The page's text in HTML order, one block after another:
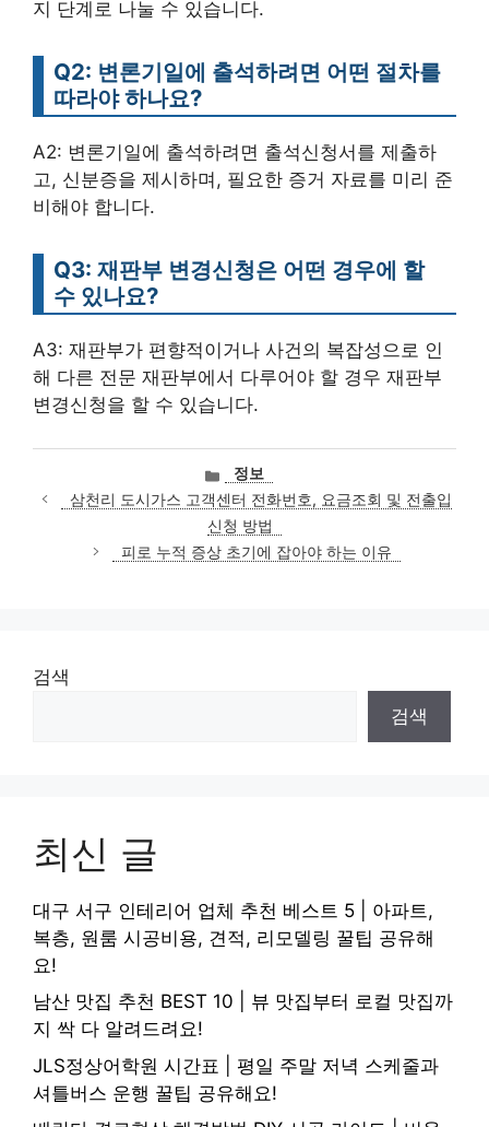
지 단계로 나눌 수 있습니다.
Q2: 변론기일에 출석하려면 어떤 절차를
따라야 하나요?
A2: 변론기일에 출석하려면 출석신청서를 제출하
고, 신분증을 제시하며, 필요한 증거 자료를 미리 준
비해야 합니다.
Q3: 재판부 변경신청은 어떤 경우에 할
수 있나요?
A3: 재판부가 편향적이거나 사건의 복잡성으로 인
해 다른 전문 재판부에서 다루어야 할 경우 재판부
변경신청을 할 수 있습니다.
카
테
고
리
정보
삼천리 도시가스 고객센터 전화번호, 요금조회 및 전출입
신청 방법
피로 누적 증상 초기에 잡아야 하는 이유
검색
검색
최신 글
대구 서구 인테리어 업체 추천 베스트 5 | 아파트,
복층, 원룸 시공비용, 견적, 리모델링 꿀팁 공유해
요!
남산 맛집 추천 BEST 10 | 뷰 맛집부터 로컬 맛집까
지 싹 다 알려드려요!
JLS정상어학원 시간표 | 평일 주말 저녁 스케줄과
셔틀버스 운행 꿀팁 공유해요!